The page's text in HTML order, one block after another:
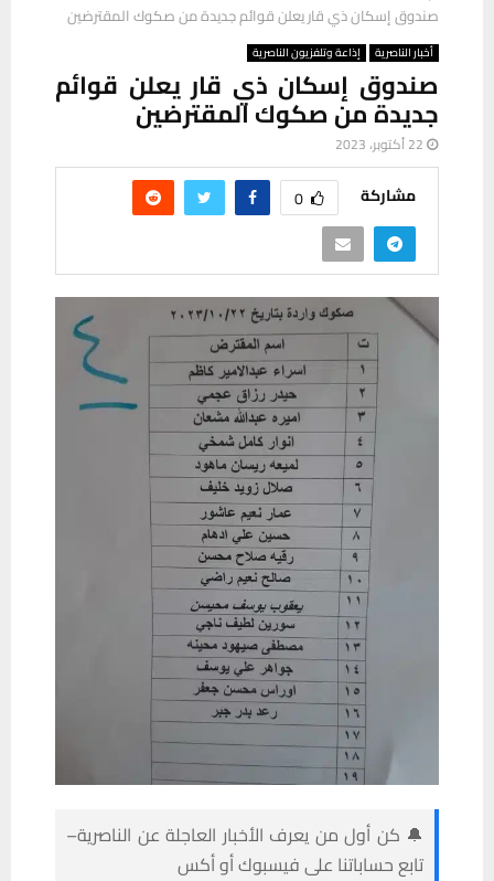
صندوق إسكان ذي قار يعلن قوائم جديدة من صكوك المقترضين
أخبار الناصرية إذاعة وتلفزيون الناصرية
صندوق إسكان ذي قار يعلن قوائم
جديدة من صكوك المقترضين
22 أكتوبر، 2023
مشاركة 0
🔔 كن أول من يعرف الأخبار العاجلة عن الناصرية–
تابع حساباتنا على فيسبوك أو أكس